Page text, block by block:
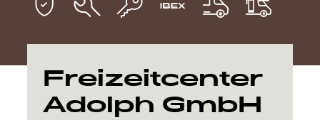
Encuentra tu Sunlight
Búsqueda de
concesionarios
Descubrir
Freizeitcenter
Adolph GmbH